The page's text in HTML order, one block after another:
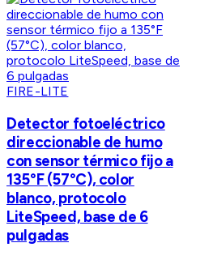
FIRE-LITE
Detector fotoeléctrico
direccionable de humo
con sensor térmico fijo a
135°F (57°C), color
blanco, protocolo
LiteSpeed, base de 6
pulgadas